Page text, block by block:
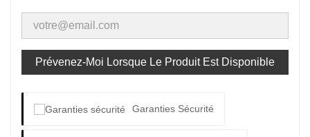
Prévenez-Moi Lorsque Le Produit Est Disponible
Garanties Sécurité